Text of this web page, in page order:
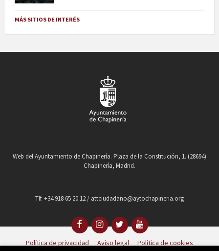
MÁS SITIOS DE INTERÉS
Web del Ayuntamiento de Chapinería. Plaza de la Constitución, 1. (28694)
Chapinería, Madrid.
Tlf. +34 918 65 20 12 / attciudadano@aytochapineria.org
Política de privacidad Aviso legal Política de cookies